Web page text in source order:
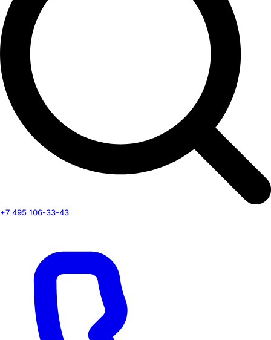
+7 495 106-33-43